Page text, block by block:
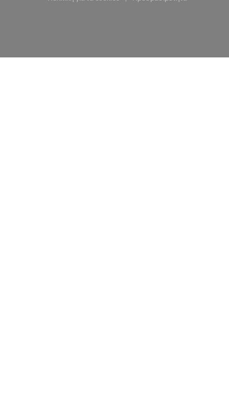
((ανοίγει σε νέο παράθυρο))((ανοίγει σε νέο